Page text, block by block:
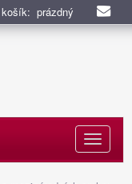
prázdný